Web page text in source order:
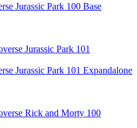
Jurassic Park 100 Base
Jurassic Park 101 Expandalone